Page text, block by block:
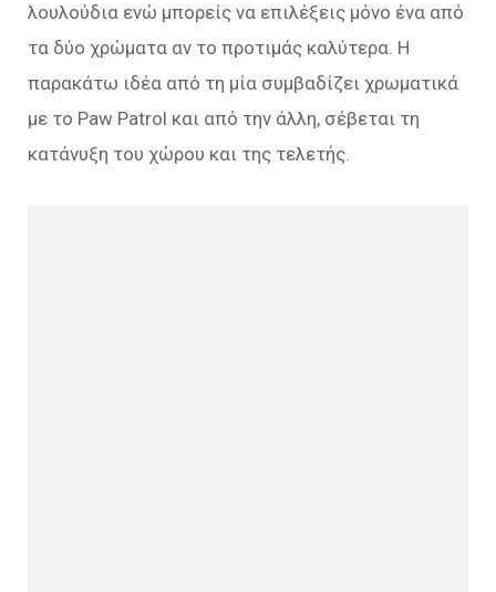
λουλούδια ενώ μπορείς να επιλέξεις μόνο ένα από
τα δύο χρώματα αν το προτιμάς καλύτερα. Η
παρακάτω ιδέα από τη μία συμβαδίζει χρωματικά
με το Paw Patrol και από την άλλη, σέβεται τη
κατάνυξη του χώρου και της τελετής.